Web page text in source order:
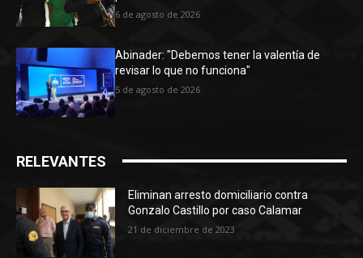
6 de agosto de 2026
Abinader: "Debemos tener la valentía de
revisar lo que no funciona"
5 de agosto de 2026
RELEVANTES
Eliminan arresto domiciliario contra
Gonzalo Castillo por caso Calamar
21 de diciembre de 2023